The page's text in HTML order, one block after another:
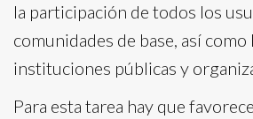
la participación de todos los
comunidades de base, así como
instituciones públicas y
Para esta tarea hay que